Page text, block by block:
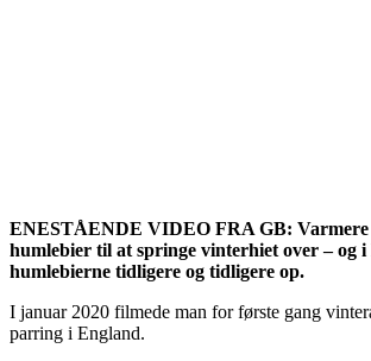
ENESTÅENDE VIDEO FRA GB:
humlebier til at springe vinterhiet over – og
humlebierne tidligere og tidligere op.
I januar 2020 filmede man for første gang
parring i England.